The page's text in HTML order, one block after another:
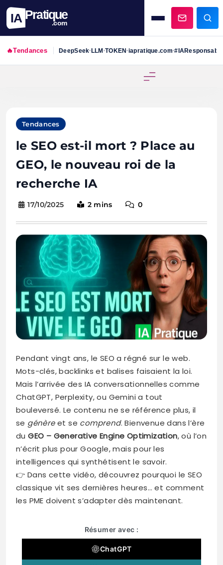
IA Pratique
.com
🔥Tendances DeepSeek•LLM•TOKEN•iapratique.com•#IAResponsable
Tendances
le SEO est-il mort ? Place au
GEO, le nouveau roi de la
recherche IA
17/10/2025 2 mins 0
Pendant vingt ans, le SEO a régné sur le web.
Mots-clés, backlinks et balises faisaient la loi.
Mais l’arrivée des IA conversationnelles comme
ChatGPT, Perplexity, ou Gemini a tout
bouleversé. Le contenu ne se référence plus, il
se génèreet se comprend. Bienvenue dans l’ère
duGEO – Generative Engine Optimization, où l’on
n’écrit plus pour Google, mais pour les
intelligences qui synthétisent le savoir.
👉 Dans cette vidéo, découvrez pourquoi le SEO
classique vit ses dernières heures… et comment
les PME doivent s’adapter dès maintenant.
Résumer avec :
ChatGPT